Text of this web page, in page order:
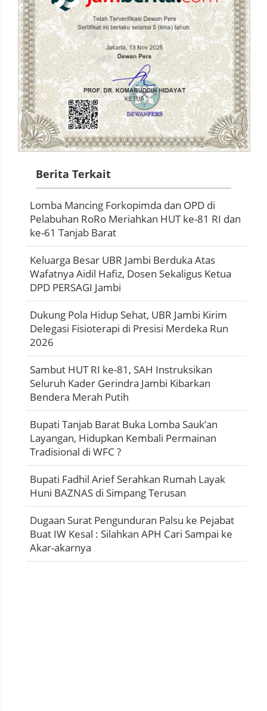
Berita Terkait
Lomba Mancing Forkopimda dan OPD di
Pelabuhan RoRo Meriahkan HUT ke-81 RI dan
ke-61 Tanjab Barat
Keluarga Besar UBR Jambi Berduka Atas
Wafatnya Aidil Hafiz, Dosen Sekaligus Ketua
DPD PERSAGI Jambi
Dukung Pola Hidup Sehat, UBR Jambi Kirim
Delegasi Fisioterapi di Presisi Merdeka Run
2026
Sambut HUT RI ke-81, SAH Instruksikan
Seluruh Kader Gerindra Jambi Kibarkan
Bendera Merah Putih
Bupati Tanjab Barat Buka Lomba Sauk’an
Layangan, Hidupkan Kembali Permainan
Tradisional di WFC ?
Bupati Fadhil Arief Serahkan Rumah Layak
Huni BAZNAS di Simpang Terusan
Dugaan Surat Pengunduran Palsu ke Pejabat
Buat IW Kesal : Silahkan APH Cari Sampai ke
Akar-akarnya